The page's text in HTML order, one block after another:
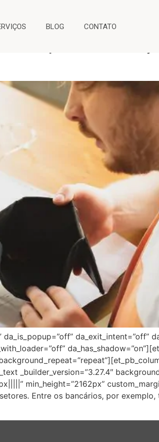
BLOG CONTATO
da_exit_intent=”off”
_builder_version=”3.27.4″
min_height=”2162px”
Entre os bancários, por